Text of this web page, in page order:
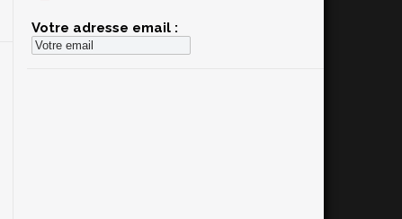
Votre adresse email :